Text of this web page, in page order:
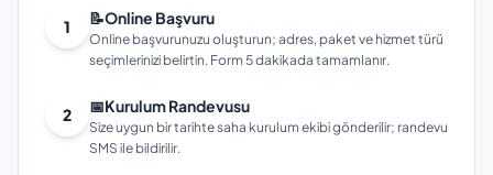
1 📝Online Başvuru
Online başvurunuzu oluşturun; adres, paket ve hizmet türü
seçimlerinizi belirtin. Form 5 dakikada tamamlanır.
2 📅Kurulum Randevusu
Size uygun bir tarihte saha kurulum ekibi gönderilir; randevu
SMS ile bildirilir.